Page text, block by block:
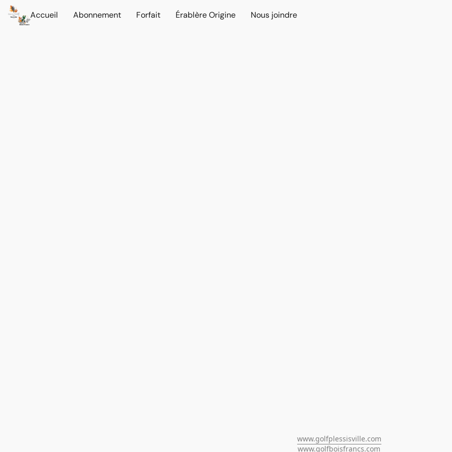
Accueil Abonnement Forfait Érablère Origine Nous joindre
www.golfplessisville.com
www.golfboisfrancs.com